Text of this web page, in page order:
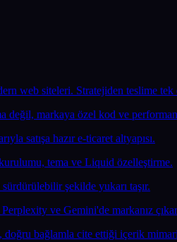
web siteleri. Stratejiden teslime tek
değil, markaya özel kod ve
satışa hazır e-ticaret altyapısı.
tema ve Liquid özelleştirme.
şekilde yukarı taşır.
ve Gemini'de markanız
bağlamla cite ettiği içerik